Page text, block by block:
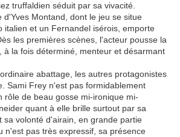
truffaldien séduit par sa vivacité.
d'Yves Montand, dont le jeu se situe
italien et un Fernandel isérois, emporte
les premières scènes, l'acteur pousse la
à la fois déterminé, menteur et désarmant
abattage, les autres protagonistes
Sami Frey n'est pas formidablement
rôle de beau gosse mi-ironique mi-
quant à elle brille surtout par sa
sa volonté d'airain, en grande partie
n'est pas très expressif, sa présence